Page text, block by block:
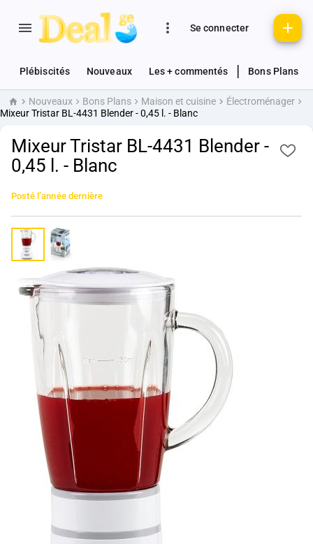
Se connecter
Plébiscités Nouveaux Les + commentés Bons Plans
AccueilNouveaux Bons Plans Maison et cuisine
Électroménager
Mixeur Tristar BL-4431 Blender - 0,45 l. - Blanc
Mixeur Tristar BL-4431 Blender -
0,45 l. - Blanc
Posté l’année dernière